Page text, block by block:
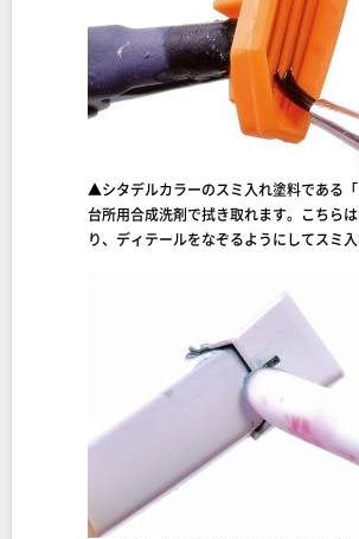
▲シタデルカラーのスミ入れ塗料である
台所用合成洗剤で拭き取れます。こちら
り、ディテールをなぞるようにしてスミ